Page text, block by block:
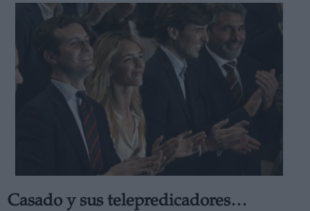
Casado y sus telepredicadores…